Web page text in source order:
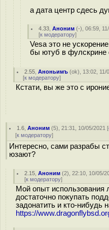
а дата центр сдесь
4.33 ,Аноним (-), 06:59,
[к модератору]
Vesa это не
бы ютуб в фулскрине
2.55 ,Аноньимъ (ok), 13:02, 11/
[к модератору]
Кстати, вы же это с
1.6 ,Аноним (5), 21:31, 10/05/2021 [
[к модератору]
Интересно, сами разрабы
юзают?
2.15 ,Аноним (2), 22:10, 10/05/
[к модератору]
Мой опыт использования
достаточно покупать
задонатить и кто-нибудь
https://